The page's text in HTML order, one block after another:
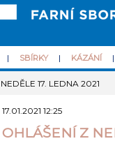
SBÍRKY KÁZÁNÍ
17. LEDNA 2021
17.01.2021 12:25
OHLÁŠENÍ Z